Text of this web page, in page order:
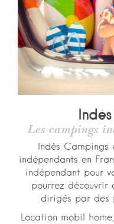
Les campings
Indés
indépendants en
indépendant pour
pourrez découvrir
dirigés par des
Location mobil